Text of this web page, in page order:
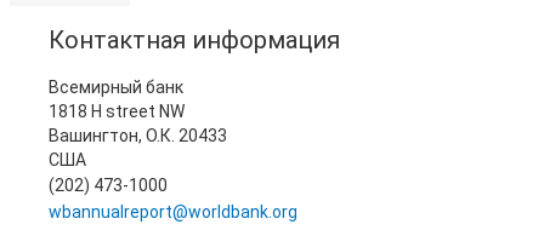
o
Контактная информация
Всемирный банк
1818 H street NW
Вашингтон, О.К. 20433
США
(202) 473-1000
wbannualreport@worldbank.org